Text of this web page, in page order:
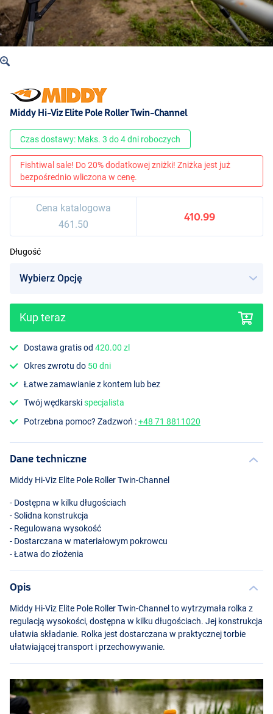
Middy Hi-Viz Elite Pole Roller Twin-Channel
Czas dostawy: Maks. 3 do 4 dni roboczych
Fishtiwal sale! Do 20% dodatkowej zniżki! Zniżka jest już
bezpośrednio wliczona w cenę.
Cena katalogowa
461.50
410.99
Długość
Kup teraz
Dostawa gratis od420.00 zl
Okres zwrotu do 50 dni
Łatwe zamawianie z kontem lub bez
Twój wędkarskispecjalista
Potrzebna pomoc? Zadzwoń :+48 71 8811020
Dane techniczne
Middy Hi-Viz Elite Pole Roller Twin-Channel
- Dostępna w kilku długościach
- Solidna konstrukcja
- Regulowana wysokość
- Dostarczana w materiałowym pokrowcu
- Łatwa do złożenia
Opis
Middy Hi-Viz Elite Pole Roller Twin-Channel to wytrzymała rolka z
regulacją wysokości, dostępna w kilku długościach. Jej konstrukcja
ułatwia składanie. Rolka jest dostarczana w praktycznej torbie
ułatwiającej transport i przechowywanie.